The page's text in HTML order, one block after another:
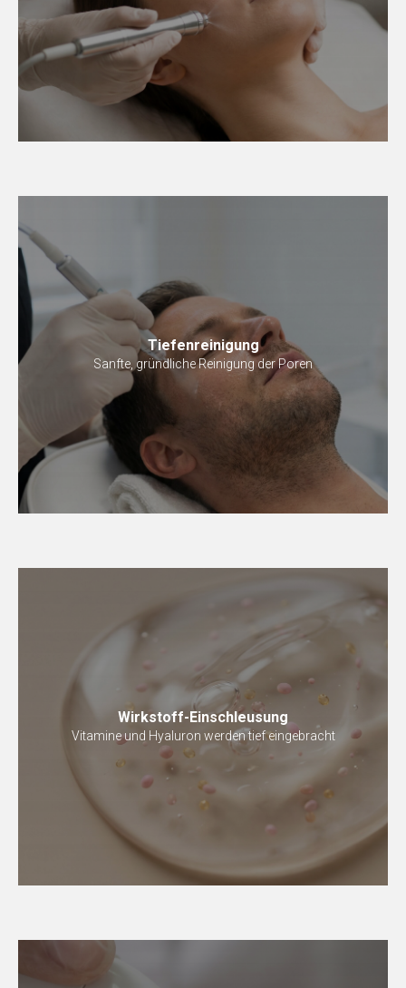
Tiefenreinigung
Sanfte, gründliche Reinigung der Poren
Wirkstoff-Einschleusung
Vitamine und Hyaluron werden tief eingebracht